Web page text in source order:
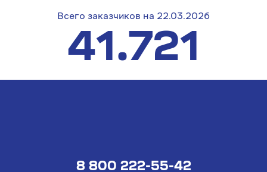
41.721
Всего заказчиков на 22.03.2026
8 800 222-55-42